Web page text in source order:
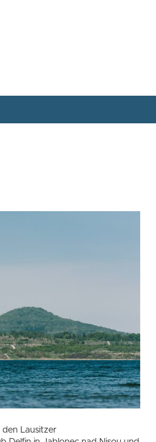
Lausitzer